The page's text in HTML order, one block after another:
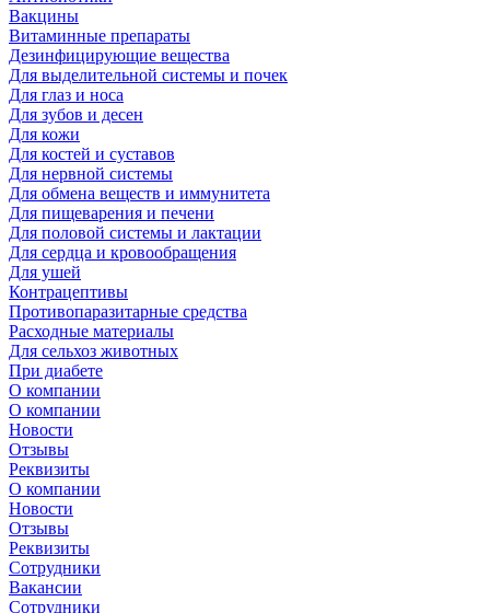
Вакцины
Витаминные препараты
Дезинфицирующие вещества
Для выделительной системы и почек
Для глаз и носа
Для зубов и десен
Для кожи
Для костей и суставов
Для нервной системы
Для обмена веществ и иммунитета
Для пищеварения и печени
Для половой системы и лактации
Для сердца и кровообращения
Для ушей
Контрацептивы
Противопаразитарные средства
Расходные материалы
Для сельхоз животных
При диабете
О компании
О компании
Новости
Отзывы
Реквизиты
О компании
Новости
Отзывы
Реквизиты
Сотрудники
Вакансии
Сотрудники